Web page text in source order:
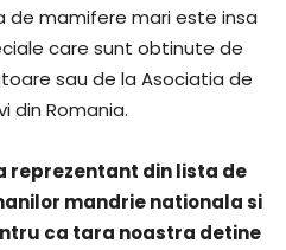
de mamifere mari este insa
care sunt obtinute de
sau de la Asociatia de
din Romania.
reprezentant din lista de
mandrie nationala si
ca tara noastra detine